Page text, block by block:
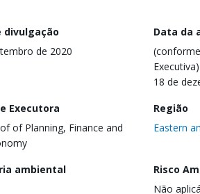
divulgação
de 2020
Data da
Executiva)
18 de
Executora
of Planning, Finance and
Região
Eastern
ambiental
Risco
Não